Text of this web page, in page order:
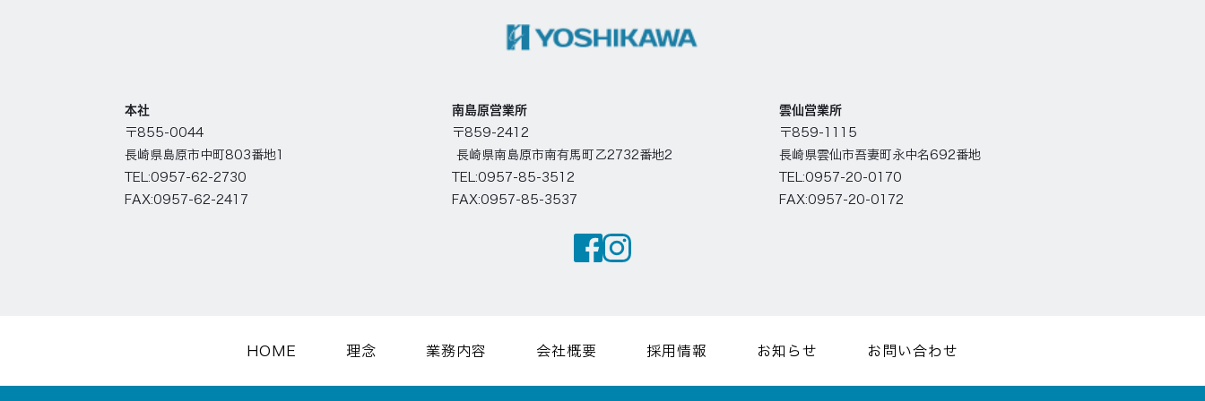
本社
〒855-0044
長崎県島原市中町803番地1
TEL:0957-62-2730
FAX:0957-62-2417
南島原営業所
〒859-2412
長崎県南島原市南有馬町乙2732番地2
TEL:0957-85-3512
FAX:0957-85-3537
雲仙営業所
〒859-1115
長崎県雲仙市吾妻町永中名692番地
TEL:0957-20-0170
FAX:0957-20-0172
HOME 理念 業務内容 会社概要 採用情報 お知らせ お問い合わせ